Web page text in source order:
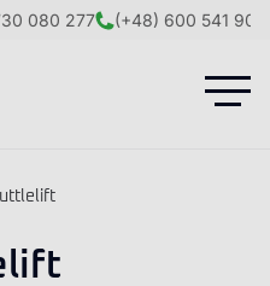
080 277 (+48) 600 541 908